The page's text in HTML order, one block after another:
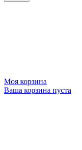
Моя корзина
Ваша корзина пуста